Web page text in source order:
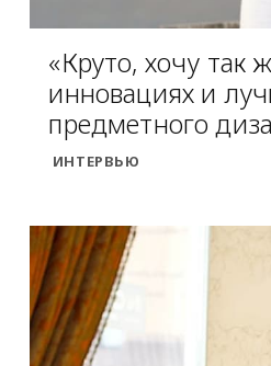
«Круто, хочу так
инновациях и
предметного
ИНТЕРВЬЮ